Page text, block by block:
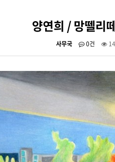
양연희 / 망뗄
사무국 0건